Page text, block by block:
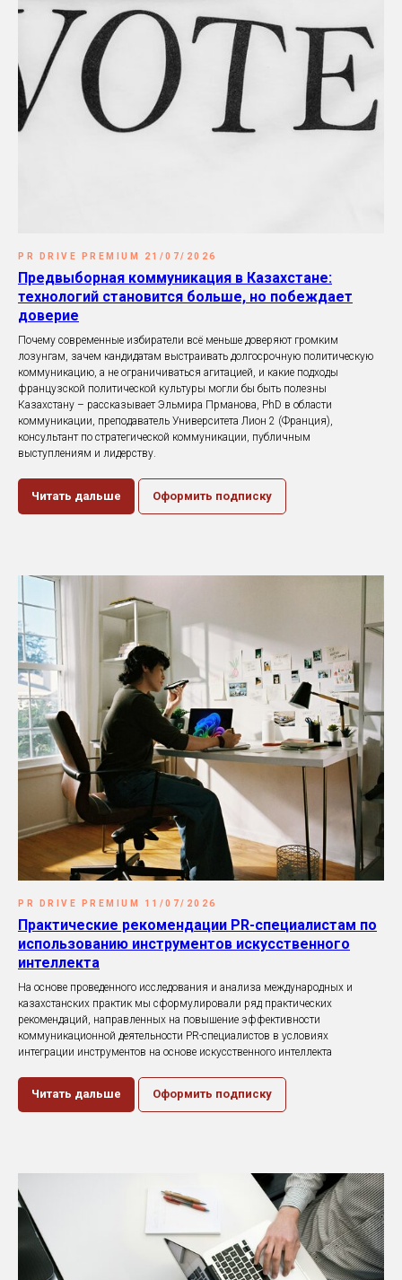
PR DRIVE PREMIUM 21/07/2026
Предвыборная коммуникация в Казахстане:
технологий становится больше, но побеждает
доверие
Почему современные избиратели всё меньше доверяют громким
лозунгам, зачем кандидатам выстраивать долгосрочную политическую
коммуникацию, а не ограничиваться агитацией, и какие подходы
французской политической культуры могли бы быть полезны
Казахстану – рассказывает Эльмира Прманова, PhD в области
коммуникации, преподаватель Университета Лион 2 (Франция),
консультант по стратегической коммуникации, публичным
выступлениям и лидерству.
Читать дальше Оформить подписку
PR DRIVE PREMIUM 11/07/2026
Практические рекомендации PR-специалистам по
использованию инструментов искусственного
интеллекта
На основе проведенного исследования и анализа международных и
казахстанских практик мы сформулировали ряд практических
рекомендаций, направленных на повышение эффективности
коммуникационной деятельности PR-специалистов в условиях
интеграции инструментов на основе искусственного интеллекта
Читать дальше Оформить подписку